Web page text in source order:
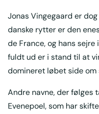
Jonas Vingegaard er
danske rytter er den
de France, og hans
fuldt ud er i stand til at
domineret løbet side om
Andre navne, der følges
Evenepoel, som har